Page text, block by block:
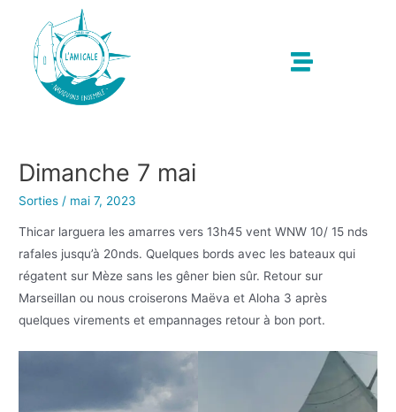
Dimanche 7 mai
Sorties / mai 7, 2023
Thicar larguera les amarres vers 13h45 vent WNW 10/ 15 nds
rafales jusqu’à 20nds. Quelques bords avec les bateaux qui
régatent sur Mèze sans les gêner bien sûr. Retour sur
Marseillan ou nous croiserons Maëva et Aloha 3 après
quelques virements et empannages retour à bon port.